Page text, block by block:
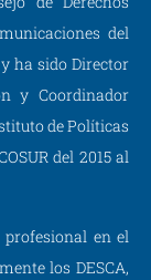
del
ha sido Director
y Coordinador
de Políticas
del 2015 al
profesional en el
los DESCA,